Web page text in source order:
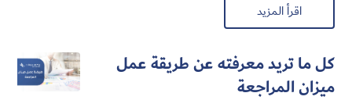
اقرأ المزيد
كل ما تريد معرفته عن طريقة عمل
ميزان المراجعة